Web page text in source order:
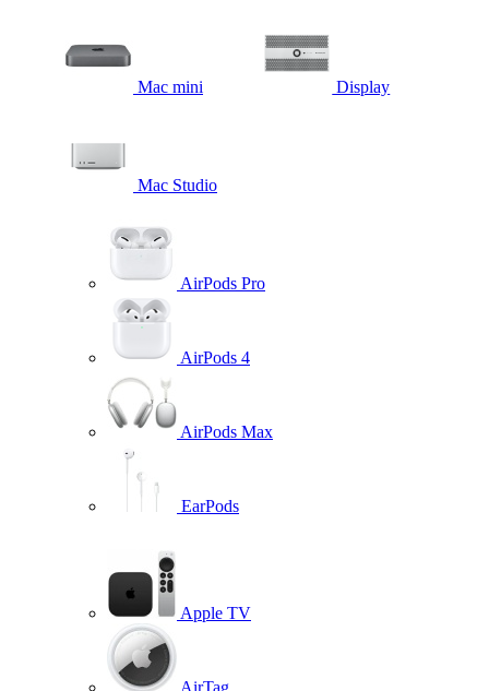
Mac mini Display
Mac Studio
AirPods Pro
AirPods 4
AirPods Max
EarPods
Apple TV